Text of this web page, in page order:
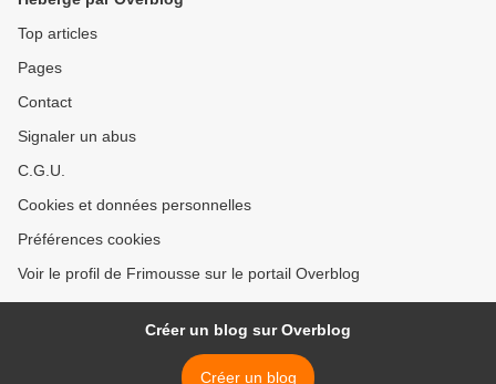
Top articles
Pages
Contact
Signaler un abus
C.G.U.
Cookies et données personnelles
Préférences cookies
Voir le profil de Frimousse sur le portail Overblog
Créer un blog sur Overblog
Créer un blog